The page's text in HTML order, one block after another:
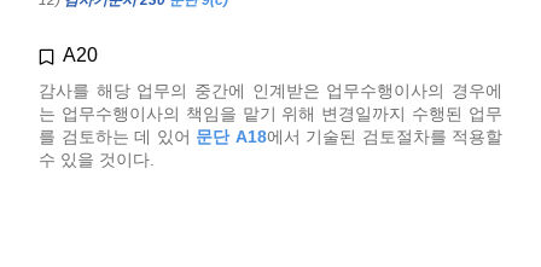
A20
감사를 해당 업무의 중간에 인계받은 업무수행이사의 경우에
는 업무수행이사의 책임을 맡기 위해 변경일까지 수행된 업무
를 검토하는 데 있어 문단 A18에서 기술된 검토절차를 적용할
수 있을 것이다.